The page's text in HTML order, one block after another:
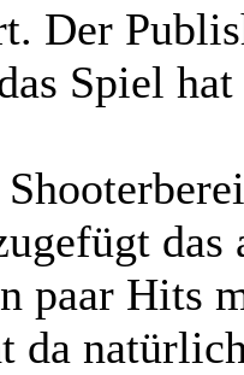
Der
Spiel
das
paar Hits
da